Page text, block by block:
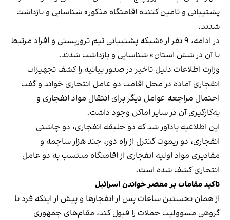
پشتیبانی و تامین کننده اقامتگاه مذکور» شناسایی و بازداشت
شدند.
در ادامه، ۹ نفر از «شبکه پشتیبانی تیم تروریستی و افراد مرتبط
با آن در شش استان» شناسایی و بازداشت شدند.
وزارت اطلاعات دلیل تاخیر در صدور بیانیه را کشف تجهیزات
انفجاری آماده در محل اقامت دو عامل انتحاری خواند و گفت
احتمال مراجعه عوامل دیگر برای انتقال مواد انفجاری و
به‌کارگیری آن در سایر اماکن وجود داشت.
این اطلاعیه یادآور شد که دو جلیقه انفجاری، دو چاشنی
انفجاری، دو ریموت کنترل از راه دور، چند هزار ساچمه و
مقادیری مواد اولیه انفجاری از اقامتگاه منتسب به دو عامل
انتحاری کشف شده است.
تاکید مقامات بر مقصر خواندن اسرائیل
از همان نخستین ساعات پس از انفجارها و پیش از اینکه فرد یا
گروهی مسوولیت حملات را قبول کند، مقام‌های جمهوری